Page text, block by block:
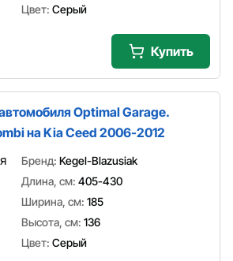
Цвет: Серый
Купить
Optimal Garage.
на Kia Ceed 2006-2012
Бренд: Kegel-Blazusiak
Длина, см: 405-430
Ширина, см: 185
Высота, см: 136
Цвет: Серый